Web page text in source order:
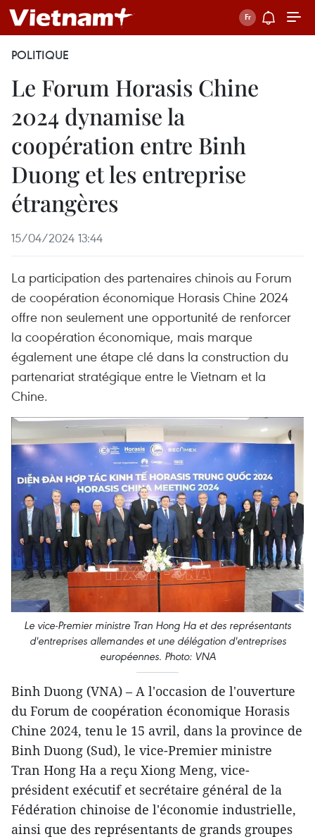
POLITIQUE
Le Forum Horasis Chine
2024 dynamise la
coopération entre Binh
Duong et les entreprise
étrangères
15/04/2024 13:44
La participation des partenaires chinois au Forum
de coopération économique Horasis Chine 2024
offre non seulement une opportunité de renforcer
la coopération économique, mais marque
également une étape clé dans la construction du
partenariat stratégique entre le Vietnam et la
Chine.
Le vice-Premier ministre Tran Hong Ha et des représentants
d'entreprises allemandes et une délégation d'entreprises
européennes. Photo: VNA
Binh Duong (VNA) – A l'occasion de l'ouverture
du Forum de coopération économique Horasis
Chine 2024, tenu le 15 avril, dans la province de
Binh Duong (Sud), le vice-Premier ministre
Tran Hong Ha a reçu Xiong Meng, vice-
président exécutif et secrétaire général de la
Fédération chinoise de l'économie industrielle,
ainsi que des représentants de grands groupes